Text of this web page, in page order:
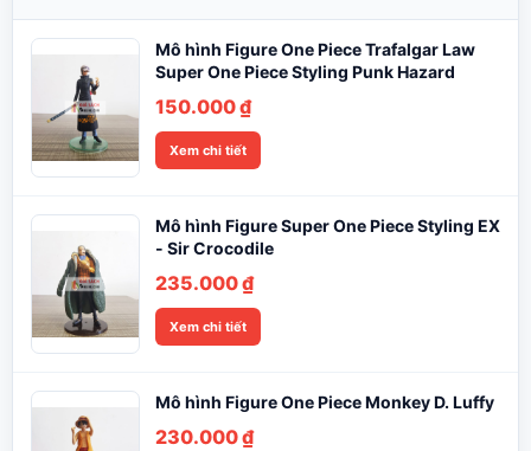
Mô hình Figure One Piece Trafalgar Law
Super One Piece Styling Punk Hazard
150.000₫
Xem chi tiết
Mô hình Figure Super One Piece Styling EX
- Sir Crocodile
235.000₫
Xem chi tiết
Mô hình Figure One Piece Monkey D. Luffy
230.000₫